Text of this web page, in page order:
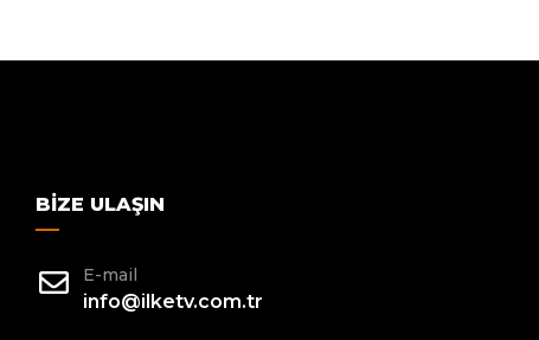
BIZE ULAŞIN
E-mail
info@ilketv.com.tr